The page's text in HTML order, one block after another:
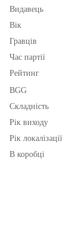
Видавець
Вік
Гравців
Час партії
Рейтинг
BGG
Складність
Рік виходу
Рік локалізації
В коробці